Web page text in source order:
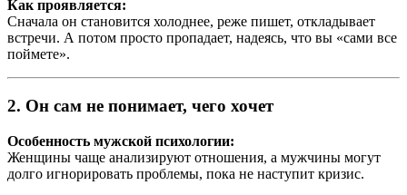
Как проявляется:
Сначала он становится холоднее, реже пишет, откладывает
встречи. А потом просто пропадает, надеясь, что вы «сами все
поймете».
2. Он сам не понимает, чего хочет
Особенность мужской психологии:
Женщины чаще анализируют отношения, а мужчины могут
долго игнорировать проблемы, пока не наступит кризис.